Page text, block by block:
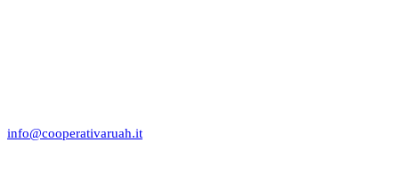
info@cooperativaruah.it